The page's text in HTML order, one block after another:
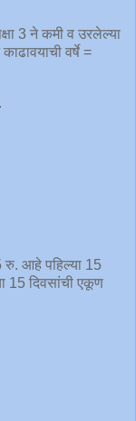
3 ने कमी व उरलेल्या
वर्षे =
रु. आहे पहिल्या 15
15 दिवसांची एकूण